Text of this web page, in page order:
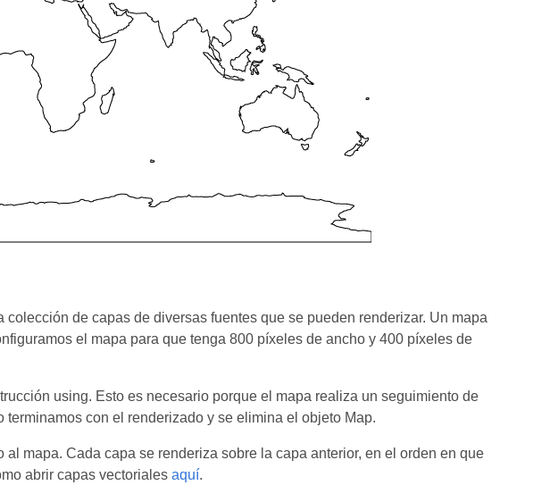
colección de capas de diversas fuentes que se pueden renderizar. Un mapa
el mapa para que tenga 800 píxeles de ancho y 400 píxeles de
using. Esto es necesario porque el mapa realiza un seguimiento de
con el renderizado y se elimina el objeto Map.
mapa. Cada capa se renderiza sobre la capa anterior, en el orden en que
abrir capas vectoriales aquí.